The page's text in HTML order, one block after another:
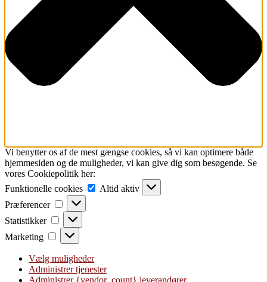
Vi benytter os af de mest gængse cookies, så vi kan optimere både
hjemmesiden og de muligheder, vi kan give dig som besøgende. Se
vores Cookiepolitik her:
Funktionelle cookies
Funktionelle
cookies
Altid aktiv
Præferencer
Præferencer
Statistikker Statistikker
Marketing Marketing
Vælg muligheder
Administrer tjenester